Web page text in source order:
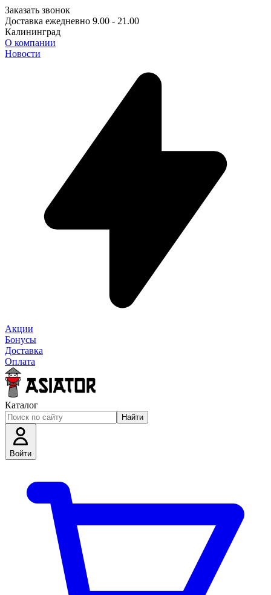
Заказать звонок
Доставка ежедневно 9.00 - 21.00
Калининград
О компании
Новости
Акции
Бонусы
Доставка
Оплата
Каталог
Найти
Войти